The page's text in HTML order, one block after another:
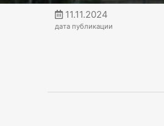
11.11.2024
дата публикации